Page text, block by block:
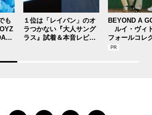
も
コ
１位は「レイバン」のオ
ラつかない『大人サング
ラス』試着＆本音レビュ
BEYOND A
ルイ・ヴィ
フォールコレ
描くプレッピ